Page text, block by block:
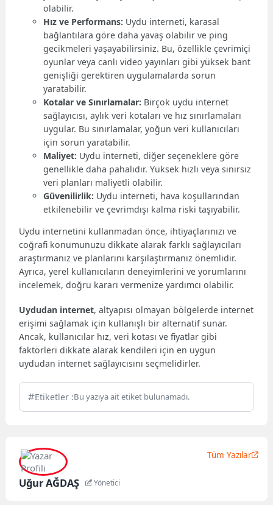
olabilir.
Hız ve Performans: Uydu interneti, karasal
bağlantılara göre daha yavaş olabilir ve ping
gecikmeleri yaşayabilirsiniz. Bu, özellikle çevrimiçi
oyunlar veya canlı video yayınları gibi yüksek bant
genişliği gerektiren uygulamalarda sorun
yaratabilir.
Kotalar ve Sınırlamalar: Birçok uydu internet
sağlayıcısı, aylık veri kotaları ve hız sınırlamaları
uygular. Bu sınırlamalar, yoğun veri kullanıcıları
için sorun yaratabilir.
Maliyet: Uydu interneti, diğer seçeneklere göre
genellikle daha pahalıdır. Yüksek hızlı veya sınırsız
veri planları maliyetli olabilir.
Güvenilirlik: Uydu interneti, hava koşullarından
etkilenebilir ve çevrimdışı kalma riski taşıyabilir.
Uydu internetini kullanmadan önce, ihtiyaçlarınızı ve
coğrafi konumunuzu dikkate alarak farklı sağlayıcıları
araştırmanız ve planlarını karşılaştırmanız önemlidir.
Ayrıca, yerel kullanıcıların deneyimlerini ve yorumlarını
incelemek, doğru kararı vermenize yardımcı olabilir.
Uydudan internet, altyapısı olmayan bölgelerde internet
erişimi sağlamak için kullanışlı bir alternatif sunar.
Ancak, kullanıcılar hız, veri kotası ve fiyatlar gibi
faktörleri dikkate alarak kendileri için en uygun
uydudan internet sağlayıcısını seçmelidirler.
Etiketler :Bu yazıya ait etiket bulunamadı.
Uğur AĞDAŞ Yönetici
Tüm Yazılar